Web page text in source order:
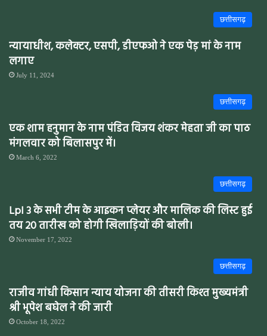
छत्तीसगढ़
न्यायाधीश, कलेक्टर, एसपी, डीएफओ ने एक पेड़ मां के नाम
लगाए
July 11, 2024
छत्तीसगढ़
एक शाम हनुमान के नाम पंडित विजय शंकर मेहता जी का पाठ
मंगलवार को बिलासपुर में।
March 6, 2022
छत्तीसगढ़
Lpl 3 के सभी टीम के आइकन प्लेयर और मालिक की लिस्ट हुई
तय 20 तारीख को होगी खिलाड़ियों की बोली।
November 17, 2022
छत्तीसगढ़
राजीव गांधी किसान न्याय योजना की तीसरी किश्त मुख्यमंत्री
श्री भूपेश बघेल ने की जारी
October 18, 2022